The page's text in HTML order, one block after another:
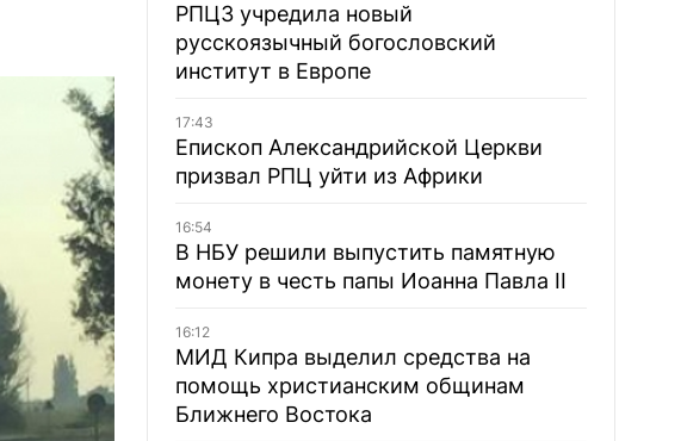
РПЦЗ учредила новый
русскоязычный богословский
институт в Европе
17:43
Епископ Александрийской Церкви
призвал РПЦ уйти из Африки
16:54
В НБУ решили выпустить памятную
монету в честь папы Иоанна Павла II
16:12
МИД Кипра выделил средства на
помощь христианским общинам
Ближнего Востока